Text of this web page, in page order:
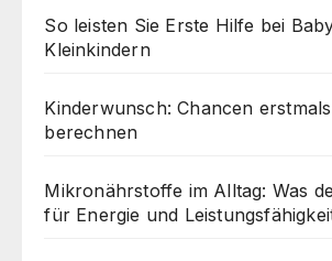
So leisten Sie Erste Hilfe bei
Kleinkindern
Kinderwunsch: Chancen
berechnen
Mikronährstoffe im Alltag: Was
für Energie und